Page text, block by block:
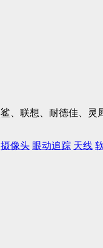
、联想、耐德佳、
摄像头 眼动追踪 天线